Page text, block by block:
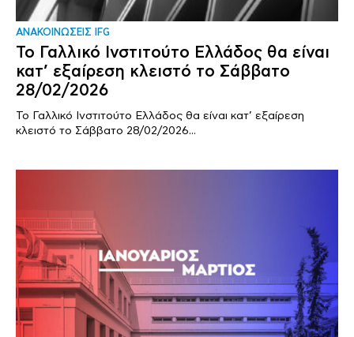
ΑΝΑΚΟΙΝΩΣΕΙΣ IFG
Το Γαλλικό Ινστιτούτο Ελλάδος θα είναι
κατ’ εξαίρεση κλειστό το Σάββατο
28/02/2026
Το Γαλλικό Ινστιτούτο Ελλάδος θα είναι κατ’ εξαίρεση
κλειστό το Σάββατο 28/02/2026...